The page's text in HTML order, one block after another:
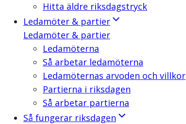
Hitta äldre riksdagstryck
Ledamöter & partier
Ledamöter & partier
Ledamöterna
Så arbetar ledamöterna
Ledamöternas arvoden och villkor
Partierna i riksdagen
Så arbetar partierna
Så fungerar riksdagen